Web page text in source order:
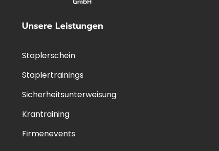
Unsere Leistungen
Staplerschein
Staplertrainings
Sicherheitsunterweisung
Krantraining
Firmenevents